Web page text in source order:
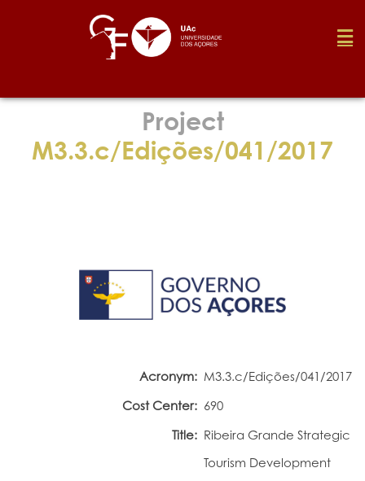
Foundation
Media
Project
M3.3.c/Edições/041/2017
Acronym: M3.3.c/Edições/041/2017
Cost Center: 690
Title: Ribeira Grande Strategic
Tourism Development